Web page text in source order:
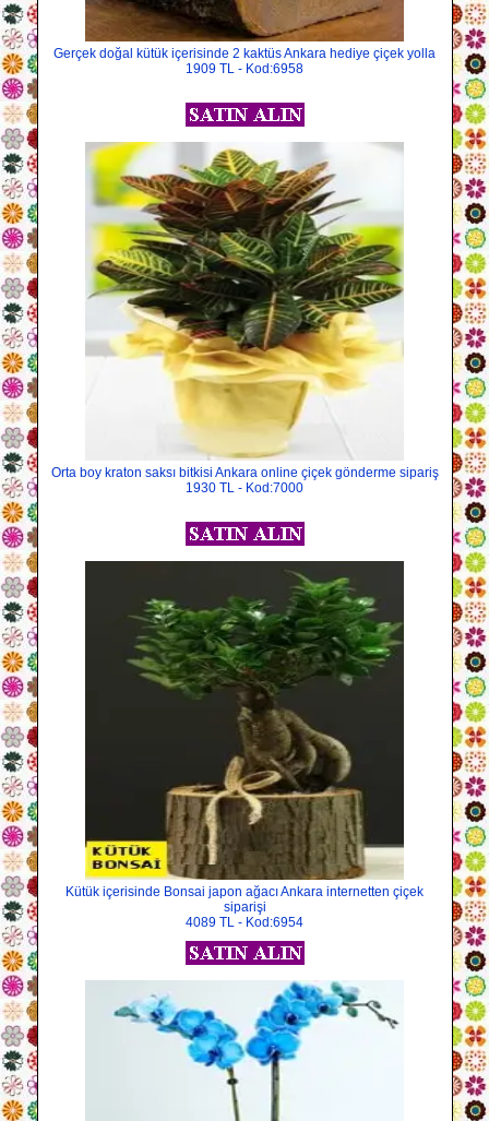
Gerçek doğal kütük içerisinde 2 kaktüs Ankara hediye çiçek yolla
1909 TL - Kod:6958
Orta boy kraton saksı bitkisi Ankara online çiçek gönderme sipariş
1930 TL - Kod:7000
Kütük içerisinde Bonsai japon ağacı Ankara internetten çiçek
siparişi
4089 TL - Kod:6954